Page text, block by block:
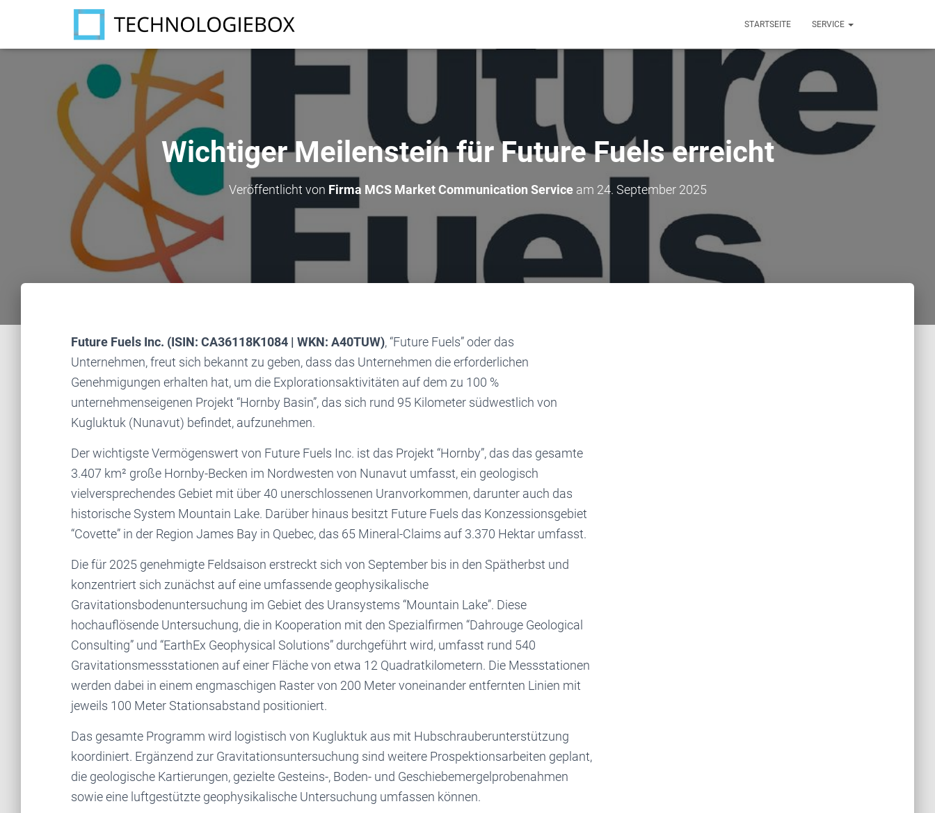
STARTSEITE SERVICE
Wichtiger Meilenstein für Future Fuels erreicht
Veröffentlicht von Firma MCS Market Communication Serviceam 24. September 2025
Future Fuels Inc. (ISIN: CA36118K1084 | WKN: A40TUW), “Future Fuels” oder das
Unternehmen, freut sich bekannt zu geben, dass das Unternehmen die erforderlichen
Genehmigungen erhalten hat, um die Explorationsaktivitäten auf dem zu 100 %
unternehmenseigenen Projekt “Hornby Basin”, das sich rund 95 Kilometer südwestlich von
Kugluktuk (Nunavut) befindet, aufzunehmen.
Der wichtigste Vermögenswert von Future Fuels Inc. ist das Projekt “Hornby”, das das gesamte
3.407 km² große Hornby-Becken im Nordwesten von Nunavut umfasst, ein geologisch
vielversprechendes Gebiet mit über 40 unerschlossenen Uranvorkommen, darunter auch das
historische System Mountain Lake. Darüber hinaus besitzt Future Fuels das Konzessionsgebiet
“Covette” in der Region James Bay in Quebec, das 65 Mineral-Claims auf 3.370 Hektar umfasst.
Die für 2025 genehmigte Feldsaison erstreckt sich von September bis in den Spätherbst und
konzentriert sich zunächst auf eine umfassende geophysikalische
Gravitationsbodenuntersuchung im Gebiet des Uransystems “Mountain Lake”. Diese
hochauflösende Untersuchung, die in Kooperation mit den Spezialfirmen “Dahrouge Geological
Consulting” und “EarthEx Geophysical Solutions” durchgeführt wird, umfasst rund 540
Gravitationsmessstationen auf einer Fläche von etwa 12 Quadratkilometern. Die Messstationen
werden dabei in einem engmaschigen Raster von 200 Meter voneinander entfernten Linien mit
jeweils 100 Meter Stationsabstand positioniert.
Das gesamte Programm wird logistisch von Kugluktuk aus mit Hubschrauberunterstützung
koordiniert. Ergänzend zur Gravitationsuntersuchung sind weitere Prospektionsarbeiten geplant,
die geologische Kartierungen, gezielte Gesteins-, Boden- und Geschiebemergelprobenahmen
sowie eine luftgestützte geophysikalische Untersuchung umfassen können.